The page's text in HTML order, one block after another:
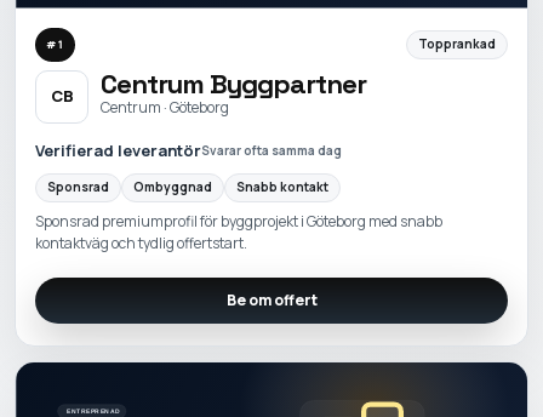
#1 Topprankad
CB Centrum Byggpartner
Centrum · Göteborg
Verifierad leverantörSvarar ofta samma dag
Sponsrad Ombyggnad Snabb kontakt
Sponsrad premiumprofil för byggprojekt i Göteborg med snabb
kontaktväg och tydlig offertstart.
Be om offert